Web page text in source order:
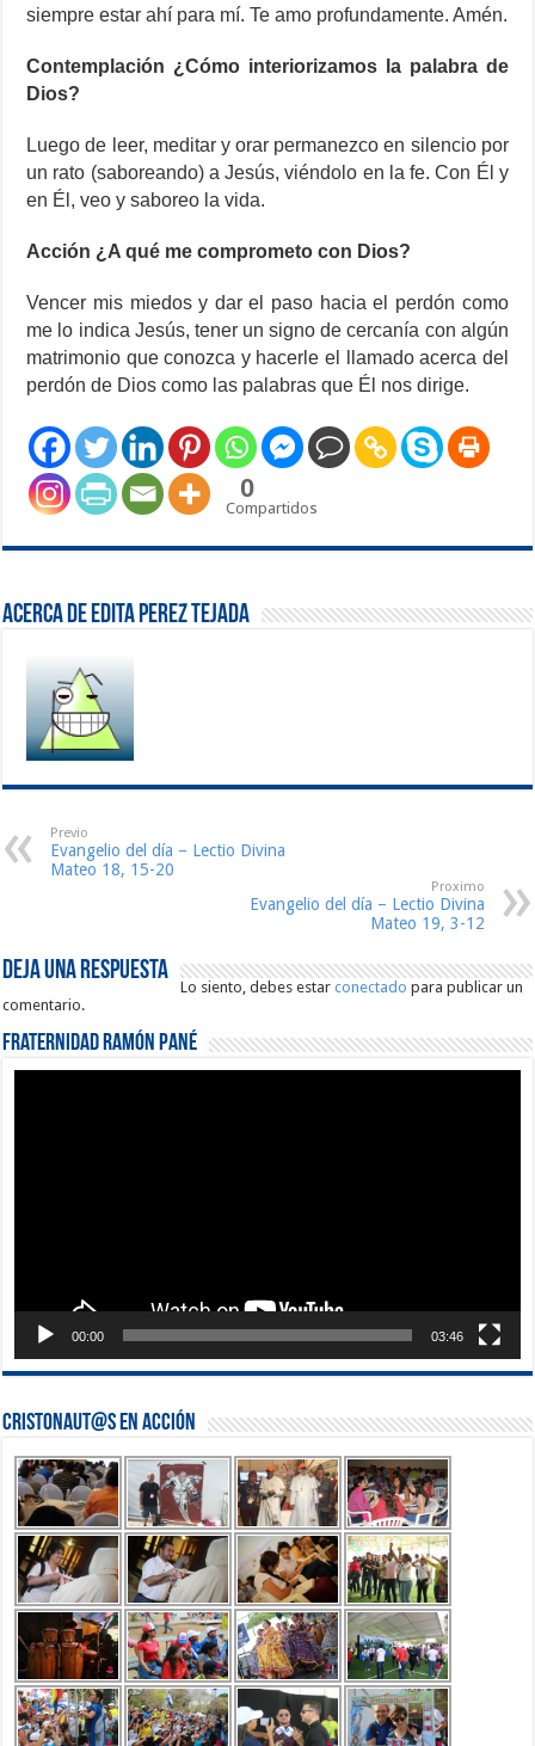
siempre estar ahí para mí. Te amo profundamente. Amén.
Contemplación ¿Cómo interiorizamos la palabra de
Dios?
Luego de leer, meditar y orar permanezco en silencio por
un rato (saboreando) a Jesús, viéndolo en la fe. Con Él y
en Él, veo y saboreo la vida.
Acción ¿A qué me comprometo con Dios?
Vencer mis miedos y dar el paso hacia el perdón como
me lo indica Jesús, tener un signo de cercanía con algún
matrimonio que conozca y hacerle el llamado acerca del
perdón de Dios como las palabras que Él nos dirige.
0
Compartidos
Acerca de Edita Perez Tejada
Previo
Evangelio del día – Lectio Divina
Mateo 18, 15-20
Proximo
Evangelio del día – Lectio Divina
Mateo 19, 3-12
Deja una respuesta
Lo siento, debes estarconectado para publicar un
comentario.
Fraternidad Ramón Pané
00:00 03:46
Cristonaut@s en Acción